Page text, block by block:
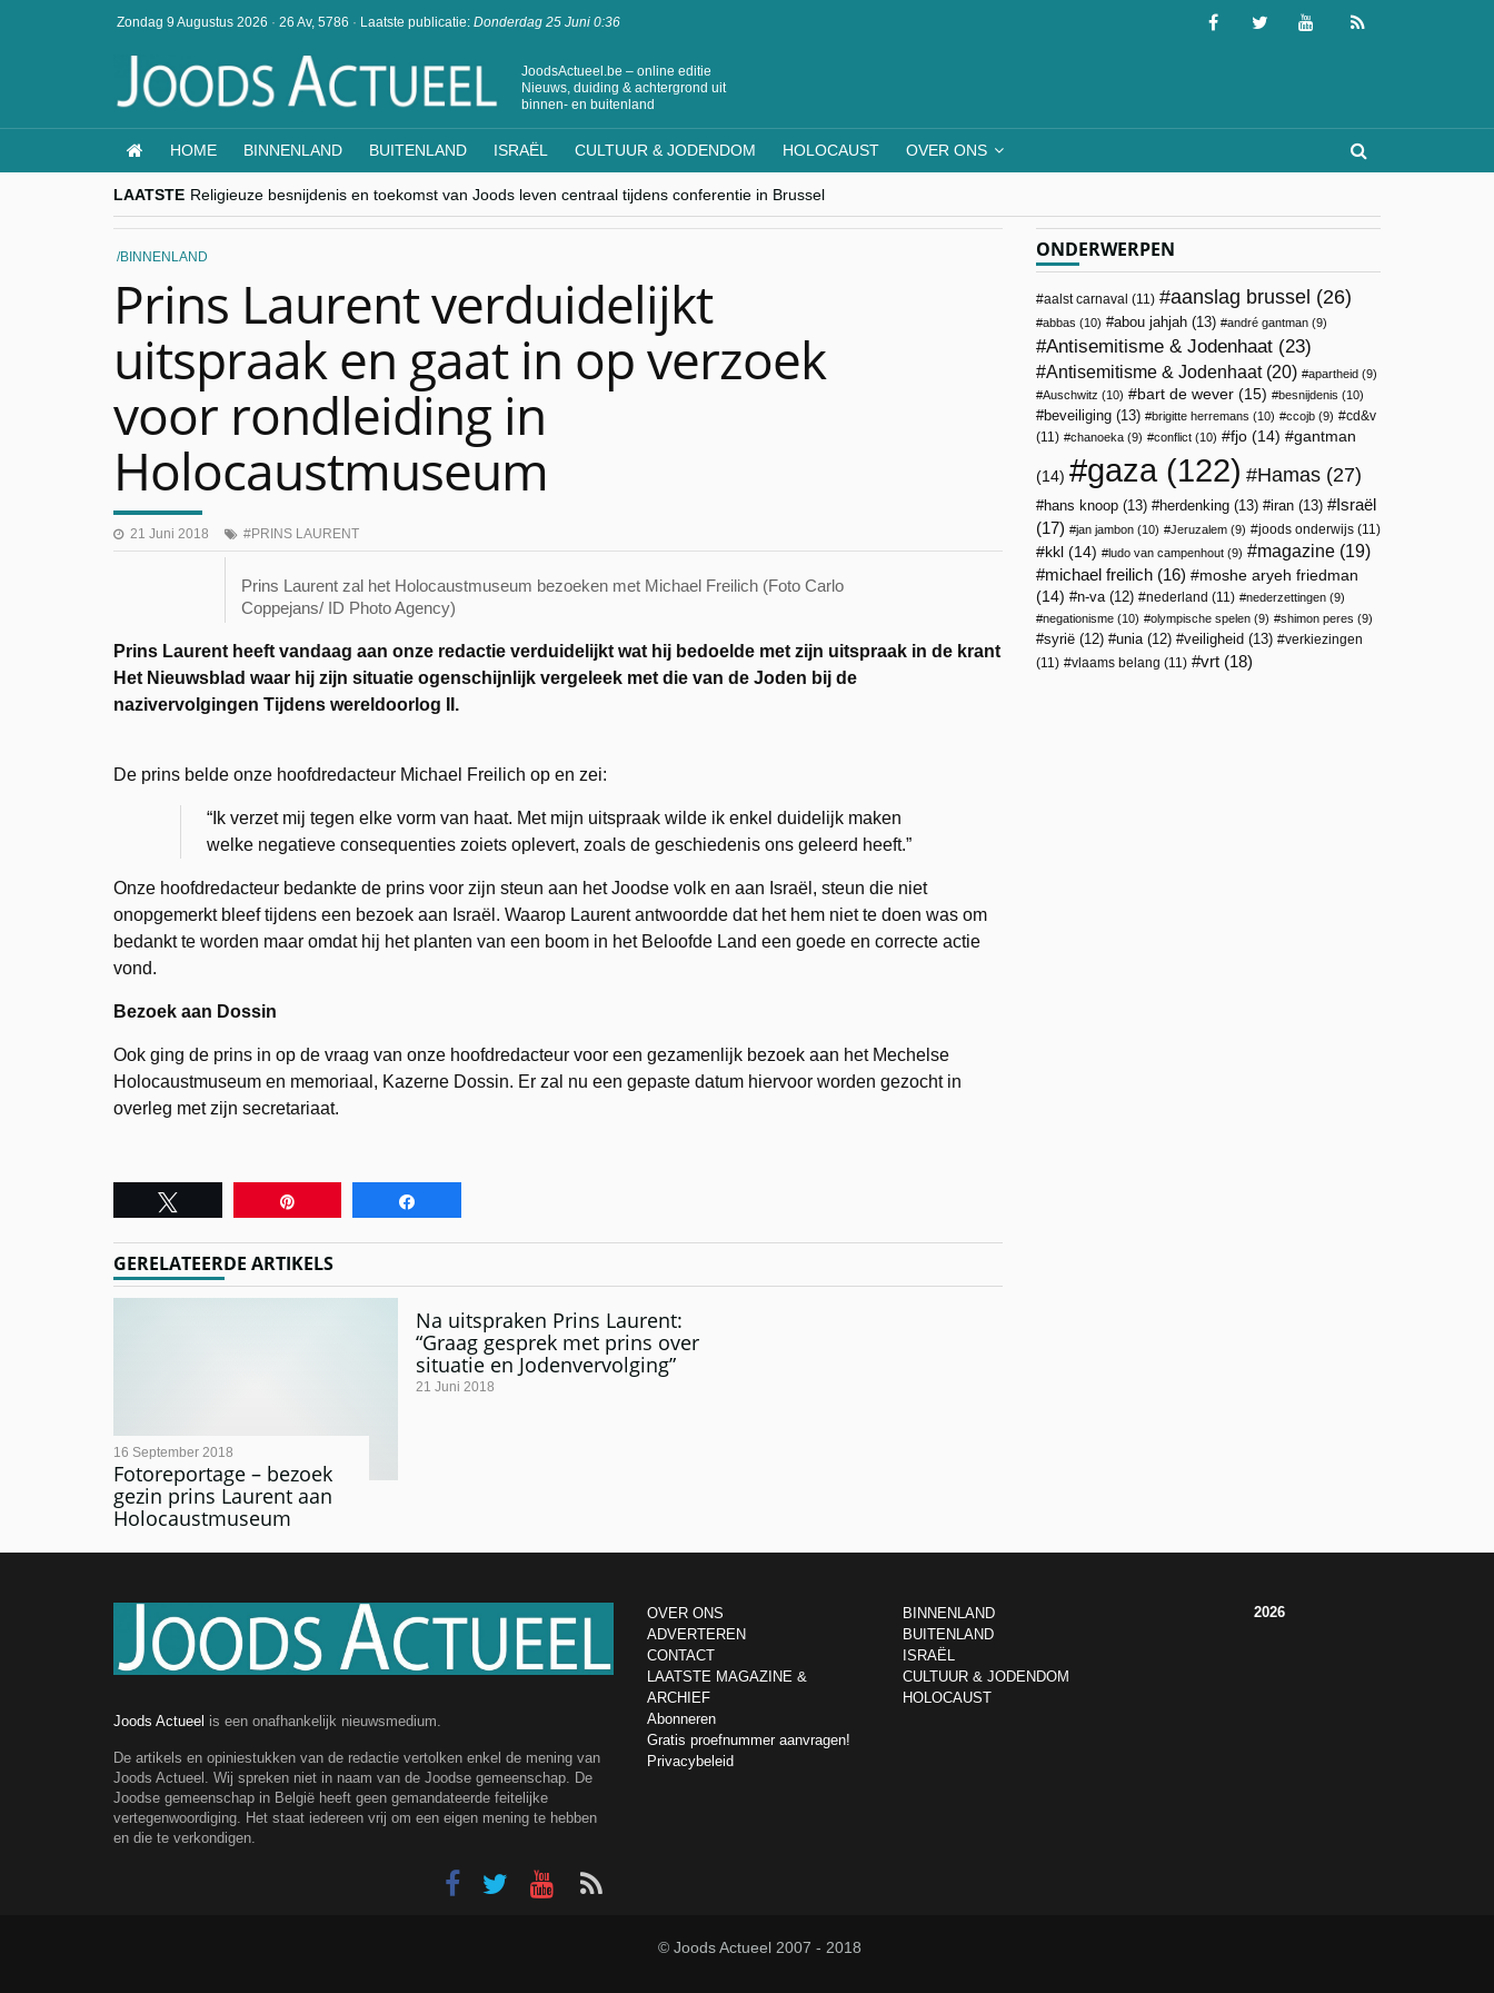
Zondag 9 Augustus 2026 · 26 Av, 5786 · Laatste publicatie: Donderdag 25 Juni 0:36
JoodsActueel.be – online editie
Nieuws, duiding & achtergrond uit
binnen- en buitenland
HOME BINNENLAND BUITENLAND ISRAËL CULTUUR & JODENDOM HOLOCAUST OVER ONS
LAATSTE Religieuze besnijdenis en toekomst van Joods leven centraal tijdens conferentie in Brussel
“Besnijdenisdebat toont hoe moeilijk seculiere Westen minderheden begrijpt”, Jinnih Beels (Vooruit)
CITYTRIP | ROEMENIË – Boekarest: de verrassing van Oost-Europa
“Vandaag zit elke Jood in België op de beklaagdenbank”
BINNENLAND
Prins Laurent verduidelijkt
uitspraak en gaat in op verzoek
voor rondleiding in
Holocaustmuseum
21 Juni 2018 PRINS LAURENT
Prins Laurent zal het Holocaustmuseum bezoeken met Michael Freilich (Foto Carlo
Coppejans/ ID Photo Agency)
Prins Laurent heeft vandaag aan onze redactie verduidelijkt wat hij bedoelde met zijn uitspraak in de krant
Het Nieuwsblad waar hij zijn situatie ogenschijnlijk vergeleek met die van de Joden bij de
nazivervolgingen Tijdens wereldoorlog II.
De prins belde onze hoofdredacteur Michael Freilich op en zei:
“Ik verzet mij tegen elke vorm van haat. Met mijn uitspraak wilde ik enkel duidelijk maken
welke negatieve consequenties zoiets oplevert, zoals de geschiedenis ons geleerd heeft.”
Onze hoofdredacteur bedankte de prins voor zijn steun aan het Joodse volk en aan Israël, steun die niet
onopgemerkt bleef tijdens een bezoek aan Israël. Waarop Laurent antwoordde dat het hem niet te doen was om
bedankt te worden maar omdat hij het planten van een boom in het Beloofde Land een goede en correcte actie
vond.
Bezoek aan Dossin
Ook ging de prins in op de vraag van onze hoofdredacteur voor een gezamenlijk bezoek aan het Mechelse
Holocaustmuseum en memoriaal, Kazerne Dossin. Er zal nu een gepaste datum hiervoor worden gezocht in
overleg met zijn secretariaat.
GERELATEERDE ARTIKELS
Fotoreportage – bezoek
gezin prins Laurent aan
Holocaustmuseum
16 September 2018
Na uitspraken Prins Laurent:
“Graag gesprek met prins over
situatie en Jodenvervolging”
21 Juni 2018
ONDERWERPEN
aalst carnaval (11) aanslag brussel (26)
abbas (10) abou jahjah (13) andré gantman (9)
Antisemitisme & Jodenhaat (23)
Antisemitisme & Jodenhaat(20) apartheid (9)
Auschwitz (10) bart de wever (15) besnijdenis (10)
beveiliging (13) brigitte herremans (10) ccojb (9)
cd&v
(11)
chanoeka (9) conflict (10) fjo (14) gantman
(14) gaza(122) Hamas (27)
hans knoop (13) herdenking (13) iran (13)
Israël
(17)
jan jambon (10) Jeruzalem (9) joods onderwijs (11)
kkl (14) ludo van campenhout (9) magazine (19)
michael freilich (16)
moshe aryeh friedman
(14)
n-va(12) nederland (11) nederzettingen (9)
negationisme (10) olympische spelen (9) shimon peres (9)
syrië (12) unia(12) veiligheid (13)
verkiezingen
(11)
vlaams belang (11) vrt (18)
Joods Actueel is een onafhankelijk nieuwsmedium.
De artikels en opiniestukken van de redactie vertolken enkel de mening van
Joods Actueel. Wij spreken niet in naam van de Joodse gemeenschap. De
Joodse gemeenschap in België heeft geen gemandateerde feitelijke
vertegenwoordiging. Het staat iedereen vrij om een eigen mening te hebben
en die te verkondigen.
OVER ONS
ADVERTEREN
CONTACT
LAATSTE MAGAZINE &
ARCHIEF
Abonneren
Gratis proefnummer aanvragen!
Privacybeleid
BINNENLAND
BUITENLAND
ISRAËL
CULTUUR & JODENDOM
HOLOCAUST
2026
© Joods Actueel 2007 - 2018